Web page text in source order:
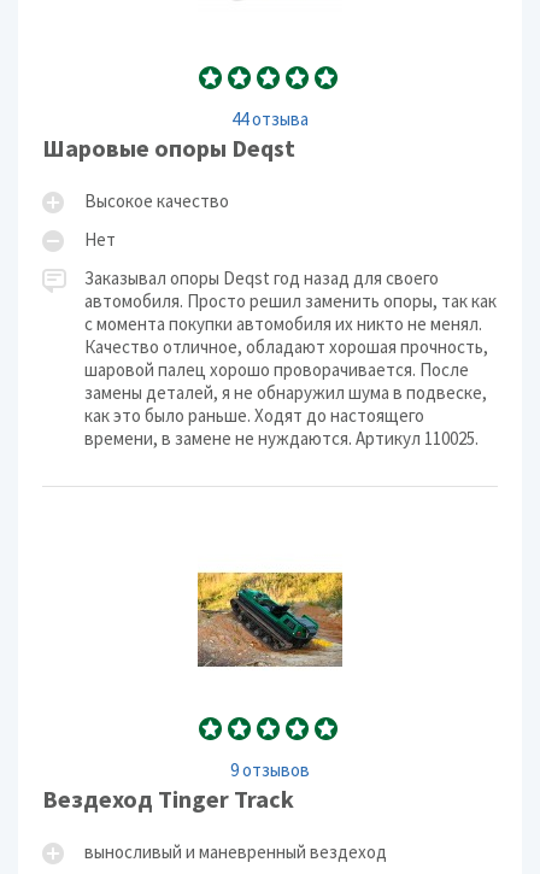
44 отзыва
Шаровые опоры Deqst
Высокое качество
Нет
Заказывал опоры Deqst год назад для своего
автомобиля. Просто решил заменить опоры, так как
с момента покупки автомобиля их никто не менял.
Качество отличное, обладают хорошая прочность,
шаровой палец хорошо проворачивается. После
замены деталей, я не обнаружил шума в подвеске,
как это было раньше. Ходят до настоящего
времени, в замене не нуждаются. Артикул 110025.
9 отзывов
Вездеход Tinger Track
выносливый и маневренный вездеход